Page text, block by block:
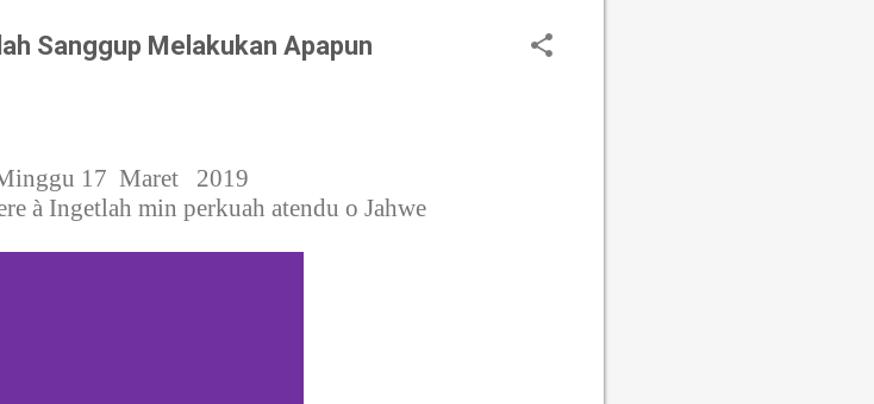
Sanggup Melakukan Apapun
17 Maret
2019
à Ingetlah min perkuah atendu o Jahwe